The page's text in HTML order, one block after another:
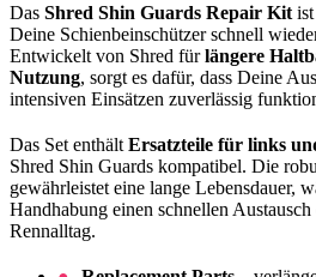
Das Shred Shin Guards Repair Kit
Deine Schienbeinschützer schnell
Entwickelt von Shred fürlängere
Nutzung, sorgt es dafür, dass Deine
intensiven Einsätzen zuverlässig
Das Set enthält Ersatzteile für links
Shred Shin Guards kompatibel. Die
gewährleistet eine lange Lebensdauer,
Handhabung einen schnellen
Rennalltag.